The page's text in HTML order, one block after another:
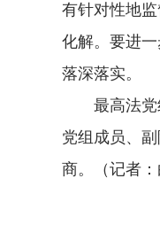
有针对性地
化解。要进
落深落实。
最高法党组
党组成员、
商。（记者：